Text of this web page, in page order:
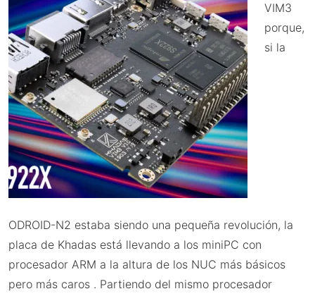
VIM3
porque,
si la
ODROID-N2 estaba siendo una pequeña revolución, la
placa de Khadas está llevando a los miniPC con
procesador ARM a la altura de los NUC más básicos
pero más caros . Partiendo del mismo procesador